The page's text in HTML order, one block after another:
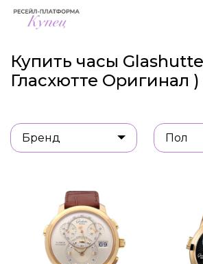
Купить часы
Гласхютте Оригинал
Бренд Пол